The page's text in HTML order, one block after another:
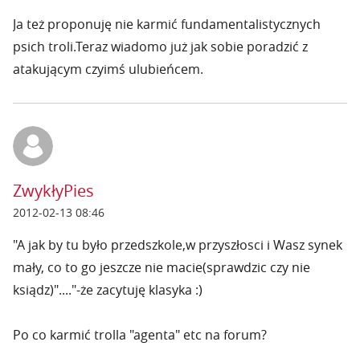
Ja też proponuję nie karmić fundamentalistycznych
psich troli.Teraz wiadomo już jak sobie poradzić z
atakującym czyimś ulubieńcem.
ZwykłyPies
2012-02-13 08:46
"A jak by tu było przedszkole,w przyszłosci i Wasz synek
mały, co to go jeszcze nie macie(sprawdzic czy nie
ksiądz)"...."-że zacytuję klasyka :)
Po co karmić trolla "agenta" etc na forum?